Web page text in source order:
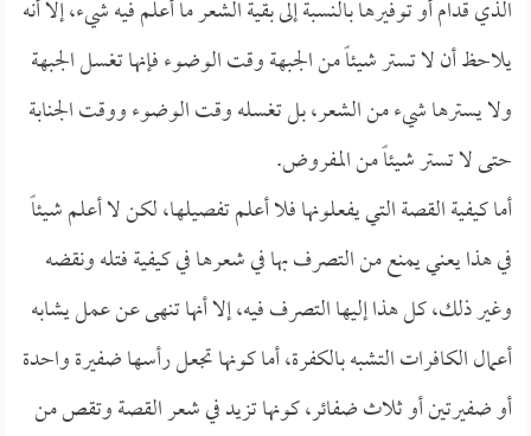
الذي قدام أو توفيرها بالنسبة إلى بقية الشعر ما أعلم فيه شيء، إلا أنه
يلاحظ أن لا تستر شيئاً من الجبهة وقت الوضوء فإنها تغسل الجبهة
ولا يسترها شيء من الشعر، بل تغسله وقت الوضوء ووقت الجنابة
حتى لا تستر شيئاً من المفروض.
أما كيفية القصة التي يفعلونها فلا أعلم تفصيلها، لكن لا أعلم شيئاً
في هذا يعني يمنع من التصرف بها في شعرها في كيفية فتله ونقضه
وغير ذلك، كل هذا إليها التصرف فيه، إلا أنها تنهى عن عمل يشابه
أعمال الكافرات التشبه بالكفرة، أما كونها تجعل رأسها ضفيرة واحدة
أو ضفيرتين أو ثلاث ضفائر، كونها تزيد في شعر القصة وتقص من